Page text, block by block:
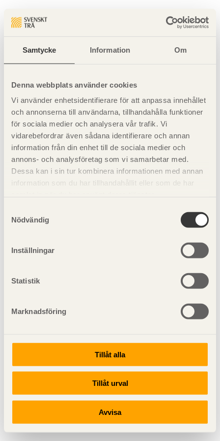
Samtycke Information Om
Denna webbplats använder cookies
Vi använder enhetsidentifierare för att anpassa innehållet
och annonserna till användarna, tillhandahålla funktioner
för sociala medier och analysera vår trafik. Vi
vidarebefordrar även sådana identifierare och annan
information från din enhet till de sociala medier och
annons- och analysföretag som vi samarbetar med.
Dessa kan i sin tur kombinera informationen med annan
information som du har tillhandahållit eller som de har
Nödvändig
Inställningar
Statistik
Marknadsföring
Tillåt alla
Tillåt urval
Avvisa
Sidan hittades inte